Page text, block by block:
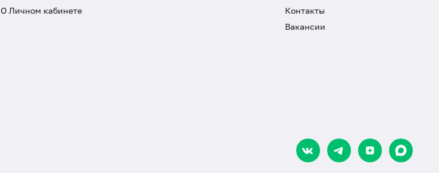
О Личном кабинете
Контакты
Вакансии